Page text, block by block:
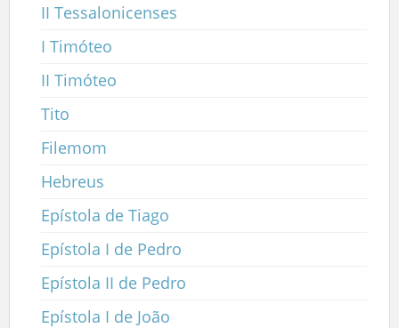
II Tessalonicenses
I Timóteo
II Timóteo
Tito
Filemom
Hebreus
Epístola de Tiago
Epístola I de Pedro
Epístola II de Pedro
Epístola I de João